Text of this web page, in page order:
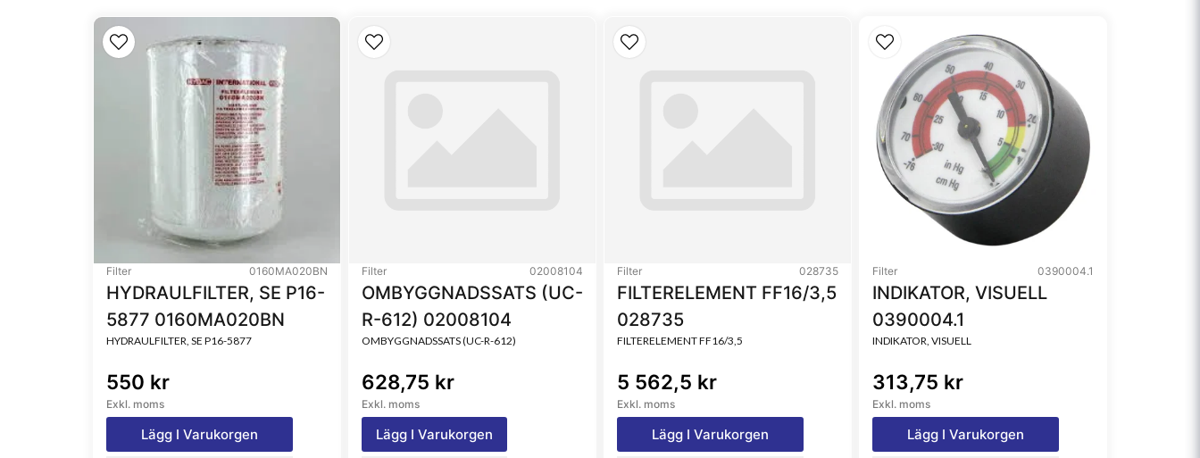
Filter 0160MA020BN
HYDRAULFILTER, SE P16-
5877 0160MA020BN
HYDRAULFILTER, SE P16-5877
550 kr
Exkl. moms
Lägg I Varukorgen
Filter 02008104
OMBYGGNADSSATS (UC-
R-612) 02008104
OMBYGGNADSSATS (UC-R-612)
628,75 kr
Exkl. moms
Lägg I Varukorgen
Filter 028735
FILTERELEMENT FF16/3,5
028735
FILTERELEMENT FF16/3,5
5 562,5 kr
Exkl. moms
Lägg I Varukorgen
Filter 0390004.1
INDIKATOR, VISUELL
0390004.1
INDIKATOR, VISUELL
313,75 kr
Exkl. moms
Lägg I Varukorgen